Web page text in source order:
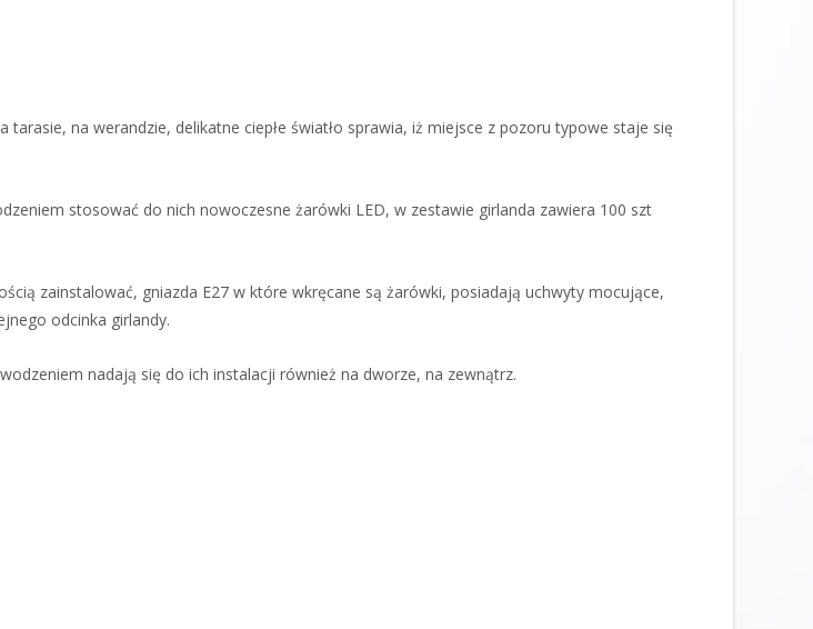
na werandzie, delikatne ciepłe światło sprawia, iż miejsce z pozoru typowe staje się
stosować do nich nowoczesne żarówki LED, w zestawie girlanda zawiera 100 szt
zainstalować, gniazda E27 w które wkręcane są żarówki, posiadają uchwyty mocujące,
odcinka girlandy.
nadają się do ich instalacji również na dworze, na zewnątrz.